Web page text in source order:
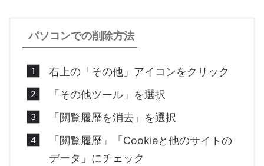
パソコンでの削除方法
右上の「その他」アイコンをクリック
「その他ツール」を選択
「閲覧履歴を消去」を選択
「閲覧履歴」「Cookieと他のサイトの
データ」にチェック